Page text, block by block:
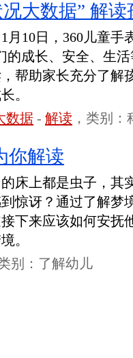
大数据” 解
月10日，360儿童手
的成长、安全、生
帮助家长充分了解
。
数据 - 解读 ，类别
你解读
床上都是虫子，其
惊讶？通过了解梦
下来应该如何安抚
。
类别：了解幼儿